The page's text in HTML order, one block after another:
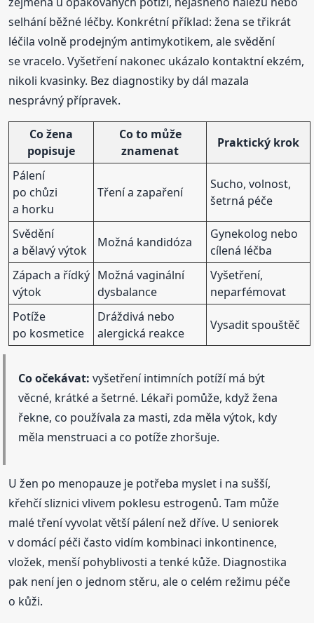
selhání běžné léčby. Konkrétní příklad: žena se třikrát
léčila volně prodejným antimykotikem, ale svědění
se vracelo. Vyšetření nakonec ukázalo kontaktní ekzém,
nikoli kvasinky. Bez diagnostiky by dál mazala
nesprávný přípravek.
Co žena
popisuje
Co to může
znamenat
Praktický krok
Pálení
po chůzi
a horku
Tření a zapaření
Sucho, volnost,
šetrná péče
Svědění
a bělavý výtok
Možná kandidóza
Gynekolog nebo
cílená léčba
Zápach a řídký
výtok
Možná vaginální
dysbalance
Vyšetření,
neparfémovat
Potíže
po kosmetice
Dráždivá nebo
alergická reakce
Vysadit spouštěč
Co očekávat: vyšetření intimních potíží má být
věcné, krátké a šetrné. Lékaři pomůže, když žena
řekne, co používala za masti, zda měla výtok, kdy
měla menstruaci a co potíže zhoršuje.
U žen po menopauze je potřeba myslet i na sušší,
křehčí sliznici vlivem poklesu estrogenů. Tam může
malé tření vyvolat větší pálení než dříve. U seniorek
v domácí péči často vidím kombinaci inkontinence,
vložek, menší pohyblivosti a tenké kůže. Diagnostika
pak není jen o jednom stěru, ale o celém režimu péče
o kůži.